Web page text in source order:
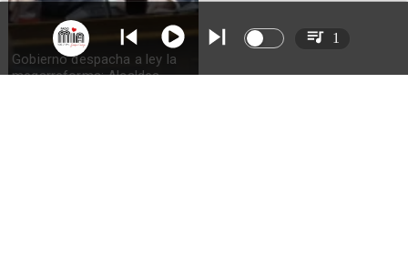
Gobierno despacha a ley la
megarreforma: Alcaldes
1